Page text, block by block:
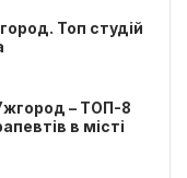
Топ студій
– ТОП-8
в місті